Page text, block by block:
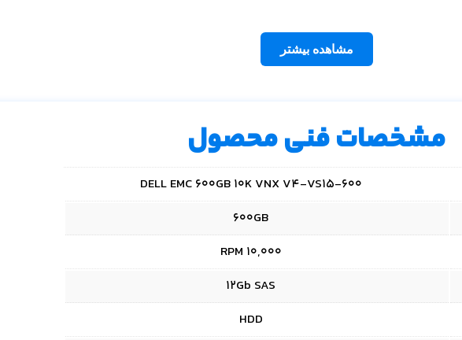
مشاهده بیشتر
مشخصات فنی محصول
DELL EMC 600GB 10K VNX V4‑VS15‑600
600GB
10,000 RPM
12Gb SAS
HDD